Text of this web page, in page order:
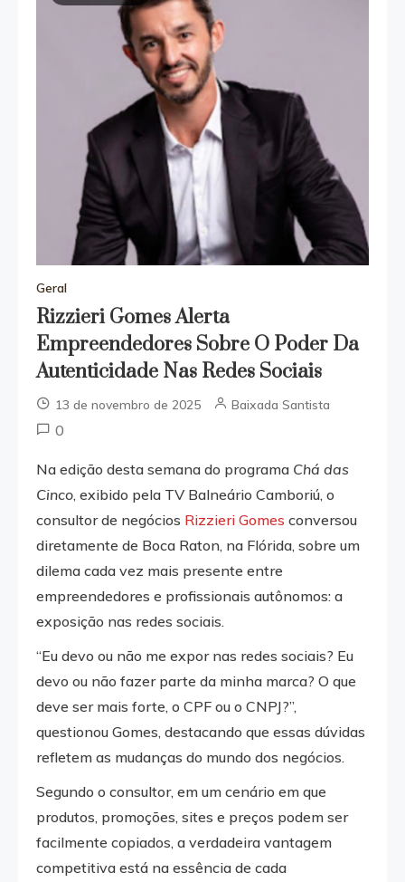
Geral
Rizzieri Gomes Alerta
Empreendedores Sobre O Poder Da
Autenticidade Nas Redes Sociais
13 de novembro de 2025 Baixada Santista
0
Na edição desta semana do programa Chá das
Cinco, exibido pela TV Balneário Camboriú, o
consultor de negócios Rizzieri Gomes conversou
diretamente de Boca Raton, na Flórida, sobre um
dilema cada vez mais presente entre
empreendedores e profissionais autônomos: a
exposição nas redes sociais.
“Eu devo ou não me expor nas redes sociais? Eu
devo ou não fazer parte da minha marca? O que
deve ser mais forte, o CPF ou o CNPJ?”,
questionou Gomes, destacando que essas dúvidas
refletem as mudanças do mundo dos negócios.
Segundo o consultor, em um cenário em que
produtos, promoções, sites e preços podem ser
facilmente copiados, a verdadeira vantagem
competitiva está na essência de cada